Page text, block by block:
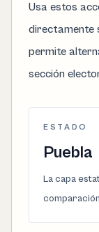
Usa estos
directamente
permite
sección
ESTADO
Puebla
La capa